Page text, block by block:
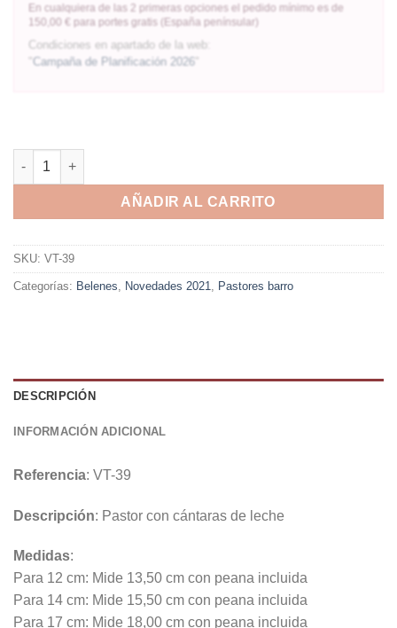
En cualquiera de las 2 primeras opciones el pedido mínimo es de
150,00 € para portes gratis (España penínsular)
Condiciones en apartado de la web:
" Campaña de Planificación 2026 "
AÑADIR AL CARRITO
SKU: VT-39
Categorías: Belenes Novedades 2021 Pastores barro
DESCRIPCIÓN
INFORMACIÓN ADICIONAL
Referencia: VT-39
Descripción: Pastor con cántaras de leche
Medidas:
Para 12 cm: Mide 13,50 cm con peana incluida
Para 14 cm: Mide 15,50 cm con peana incluida
Para 17 cm: Mide 18,00 cm con peana incluida